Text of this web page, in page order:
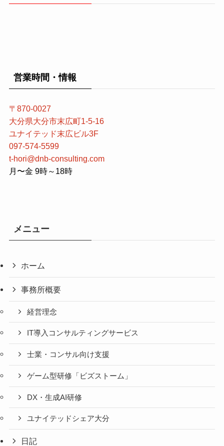
営業時間・情報
〒870-0027
大分県大分市末広町1-5-16
ユナイテッド末広ビル3F
097-574-5599
t-hori@dnb-consulting.com
月〜金 9時～18時
メニュー
ホーム
事務所概要
経営理念
IT導入コンサルティングサービス
士業・コンサル向け支援
ゲーム型研修「ビズストーム」
DX・生成AI研修
ユナイテッドシェア大分
日記